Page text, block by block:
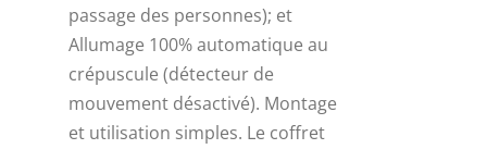
passage des personnes); et
Allumage 100% automatique au
crépuscule (détecteur de
mouvement désactivé). Montage
et utilisation simples. Le coffret